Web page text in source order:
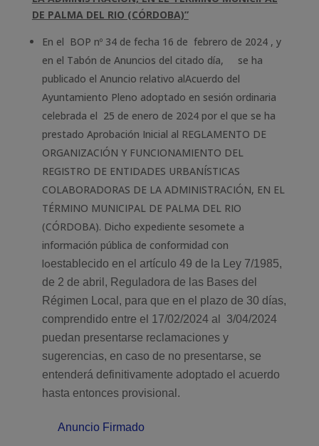
DE PALMA DEL RIO (CÓRDOBA)”
En el BOP nº 34 de fecha 16 de febrero de 2024 , y
en el Tabón de Anuncios del citado día, se ha
publicado el Anuncio relativo alAcuerdo del
Ayuntamiento Pleno adoptado en sesión ordinaria
celebrada el 25 de enero de 2024 por el que se ha
prestado Aprobación Inicial al REGLAMENTO DE
ORGANIZACIÓN Y FUNCIONAMIENTO DEL
REGISTRO DE ENTIDADES URBANÍSTICAS
COLABORADORAS DE LA ADMINISTRACIÓN, EN EL
TÉRMINO MUNICIPAL DE PALMA DEL RIO
(CÓRDOBA). Dicho expediente sesomete a
información pública de conformidad con
loestablecido en el artículo 49 de la Ley 7/1985,
de 2 de abril, Reguladora de las Bases del
Régimen Local, para que en el plazo de 30 días,
comprendido entre el 17/02/2024 al 3/04/2024
puedan presentarse reclamaciones y
sugerencias, en caso de no presentarse, se
entenderá definitivamente adoptado el acuerdo
hasta entonces provisional.
Anuncio Firmado